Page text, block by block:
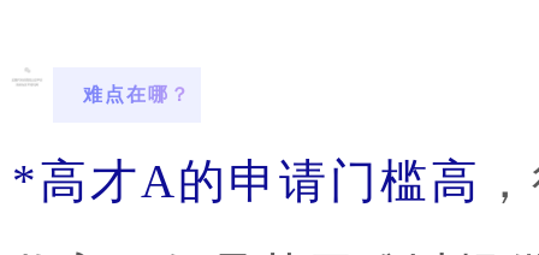
难点在哪？
*高才A的申请门槛高